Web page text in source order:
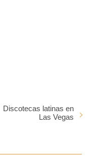
Discotecas latinas en
Las Vegas